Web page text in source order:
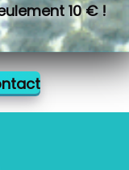
10 € !